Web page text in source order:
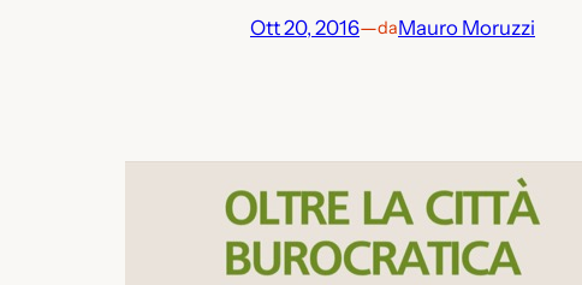
Ott 20, 2016—daMauro Moruzzi